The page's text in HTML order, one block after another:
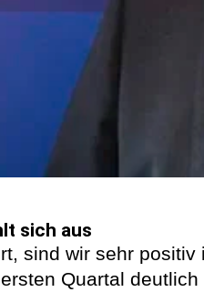
sich aus
sind wir sehr
Quartal